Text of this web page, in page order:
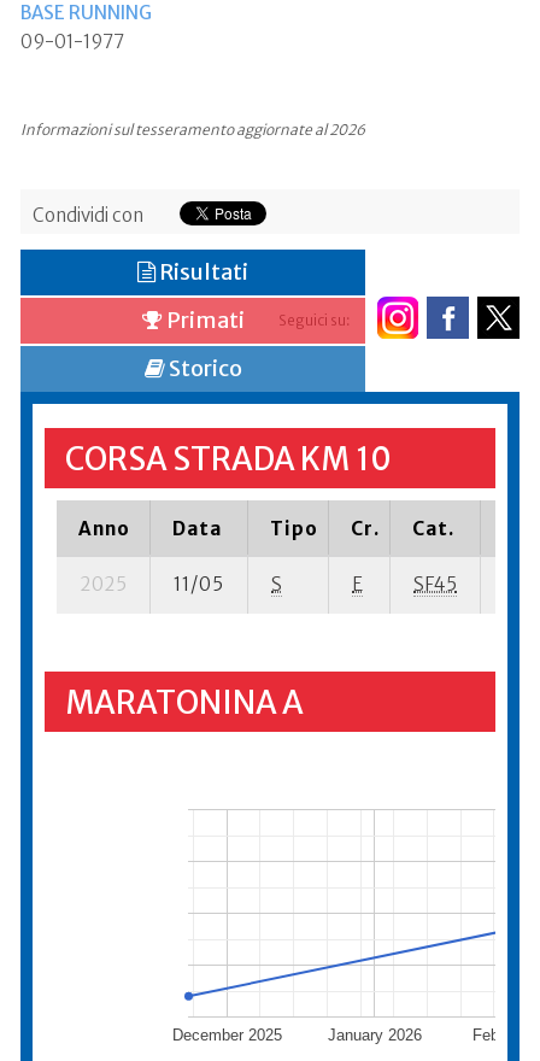
BASE RUNNING
09-01-1977
Informazioni sul tesseramento aggiornate al 2026
Condividi con
Seguici su:
Risultati
Primati
Storico
CORSA STRADA KM 10
Anno Data Tipo Cr. Cat.
2025 11/05 S E SF45
MARATONINA A
December 2025 January 2026 February